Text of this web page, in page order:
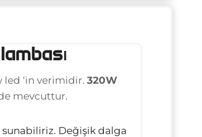
ı
‘in verimidir. 320W
mevcuttur.
sunabiliriz. Değişik dalga